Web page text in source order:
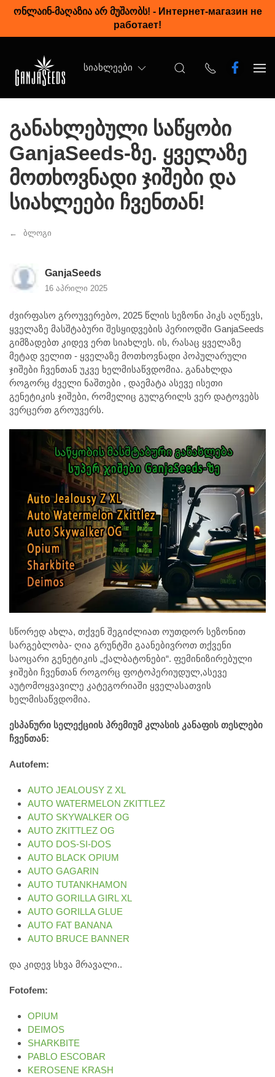
ონლაინ-მაღაზია არ მუშაობს! - Интернет-магазин не
работает!
ᲡᲘᲐᲮᲚᲔᲔᲑᲘ
განახლებული საწყობი
GanjaSeeds-ზე. ყველაზე
მოთხოვნადი ჯიშები და
სიახლეები ჩვენთან!
ბლოგი
GanjaSeeds
16 აპრილი 2025
ძვირფასო გროუვერებო, 2025 წლის სეზონი პიკს აღწევს,
ყველაზე მასშტაბური შესყიდვების პერიოდში GanjaSeeds
გიმზადებთ კიდევ ერთ სიახლეს. ის, რასაც ყველაზე
მეტად ველით - ყველაზე მოთხოვნადი პოპულარული
ჯიშები ჩვენთან უკვე ხელმისაწვდომია. განახლდა
როგორც ძველი ნაშთები , დაემატა ასევე ისეთი
გენეტიკის ჯიშები, რომელიც გულგრილს ვერ დატოვებს
ვერცერთ გროუვერს.
სწორედ ახლა, თქვენ შეგიძლიათ ოუთდორ სეზონით
სარგებლობა- ღია გრუნტში გაანებივროთ თქვენი
საოცარი გენეტიკის „ქალბატონები“. ფემინიზირებული
ჯიშები ჩვენთან როგორც ფოტოპერიუდულ,ასევე
აუტომოყვავილე კატეგორიაში ყველასათვის
ხელმისაწვდომია.
ესპანური სელექციის პრემიუმ კლასის კანაფის თესლები
ჩვენთან:
Autofem:
AUTO JEALOUSY Z XL
AUTO WATERMELON ZKITTLEZ
AUTO SKYWALKER OG
AUTO ZKITTLEZ OG
AUTO DOS-SI-DOS
AUTO BLACK OPIUM
AUTO GAGARIN
AUTO TUTANKHAMON
AUTO GORILLA GIRL XL
AUTO GORILLA GLUE
AUTO FAT BANANA
AUTO BRUCE BANNER
და კიდევ სხვა მრავალი..
Fotofem:
OPIUM
DEIMOS
SHARKBITE
PABLO ESCOBAR
KEROSENE KRASH